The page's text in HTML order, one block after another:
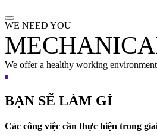
WE NEED YOU
We offer a healthy working
BẠN SẼ LÀM GÌ
Các công việc cần thực hiện trong